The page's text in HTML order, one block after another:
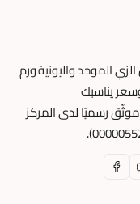
الموحد واليونيفورم
يناسبك
موثّق رسميًا لدى المركز